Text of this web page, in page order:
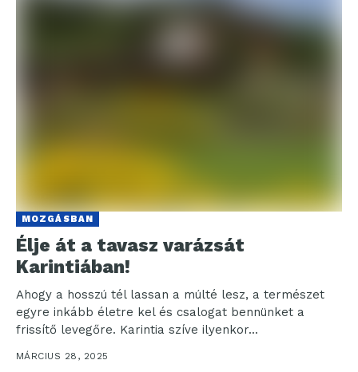
MOZGÁSBAN
Élje át a tavasz varázsát
Karintiában!
Ahogy a hosszú tél lassan a múlté lesz, a természet
egyre inkább életre kel és csalogat bennünket a
frissítő levegőre. Karintia szíve ilyenkor...
MÁRCIUS 28, 2025